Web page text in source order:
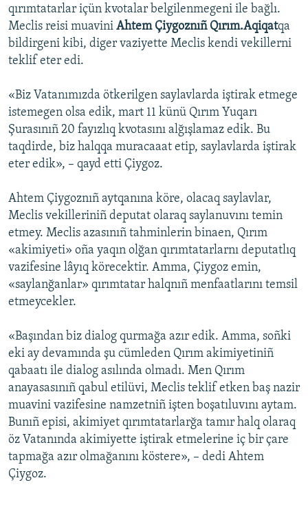
qırımtatarlar içün kvotalar belgilenmegeni ile bağlı.
Meclis reisi muavini Ahtem Çiygoznıñ Qırım.Aqiqatqa
bildirgeni kibi, diger vaziyette Meclis kendi vekillerni
teklif eter edi.
«Biz Vatanımızda ötkerilgen saylavlarda iştirak etmege
istemegen olsa edik, mart 11 künü Qırım Yuqarı
Şurasınıñ 20 fayızlıq kvotasını alğışlamaz edik. Bu
taqdirde, biz halqqa muracaaat etip, saylavlarda iştirak
eter edik», – qayd etti Çiygoz.
Ahtem Çiygoznıñ aytqanına köre, olacaq saylavlar,
Meclis vekilleriniñ deputat olaraq saylanuvını temin
etmey. Meclis azasınıñ tahminlerin binaen, Qırım
«akimiyeti» oña yaqın olğan qırımtatarlarnı deputatlıq
vazifesine lâyıq körecektir. Amma, Çiygoz emin,
«saylanğanlar» qırımtatar halqnıñ menfaatlarını temsil
etmeycekler.
«Başından biz dialog qurmağa azır edik. Amma, soñki
eki ay devamında şu cümleden Qırım akimiyetiniñ
qabaatı ile dialog asılında olmadı. Men Qırım
anayasasınıñ qabul etilüvi, Meclis teklif etken baş nazir
muavini vazifesine namzetniñ işten boşatıluvını aytam.
Bunıñ episi, akimiyet qırımtatarlarğa tamır halq olaraq
öz Vatanında akimiyette iştirak etmelerine iç bir çare
tapmağa azır olmağanını köstere», – dedi Ahtem
Çiygoz.